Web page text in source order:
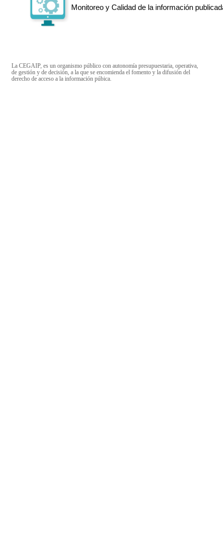
Monitoreo y Calidad de la información
La CEGAIP, es un organismo público con autonomía presupuestaria, operativa,
de gestión y de decisión, a la que se encomienda el fomento y la difusión del
derecho de acceso a la información púbica.